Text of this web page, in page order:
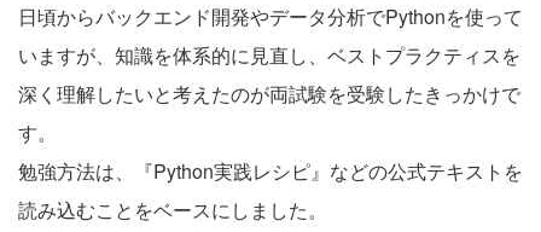
日頃からバックエンド開発やデータ分析でPythonを使って
いますが、知識を体系的に見直し、ベストプラクティスを
深く理解したいと考えたのが両試験を受験したきっかけで
す。
勉強方法は、『Python実践レシピ』などの公式テキストを
読み込むことをベースにしました。